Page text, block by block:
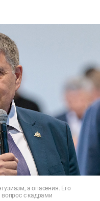
а опасения. Его
вопрос с кадрами